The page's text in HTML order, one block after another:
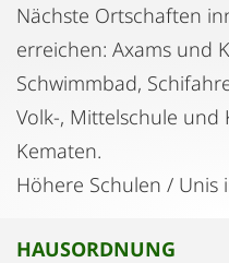
Nächste Ortschaften
erreichen: Axams und
Schwimmbad,
Volk-, Mittelschule
Kematen.
Höhere Schulen / Unis
HAUSORDNUNG